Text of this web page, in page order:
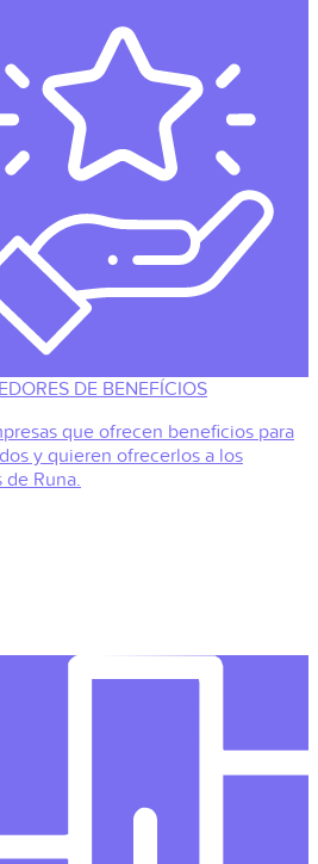
DE BENEFÍCIOS
que ofrecen beneficios para
y quieren ofrecerlos a los
Runa.